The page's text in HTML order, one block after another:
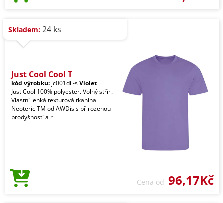
Skladem: 24 ks
Just Cool Cool T
kód výrobku: jc001dil-sViolet
Just Cool 100% polyester. Volný střih.
Vlastní lehká texturová tkanina
Neoteric TM od AWDis s přirozenou
prodyšností a r
Cena od 96,17Kč